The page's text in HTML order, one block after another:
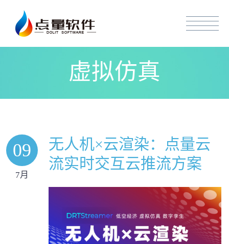
虚拟仿真
09
7月
无人机×云渲染：点量云
流实时交互云推流方案